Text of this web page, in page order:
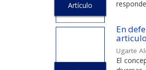
Artículo
En
Ugarte
El